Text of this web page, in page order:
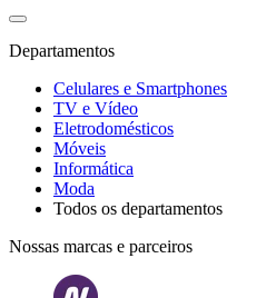
Departamentos
Celulares e Smartphones
TV e Vídeo
Eletrodomésticos
Móveis
Informática
Moda
Todos os departamentos
Nossas marcas e parceiros